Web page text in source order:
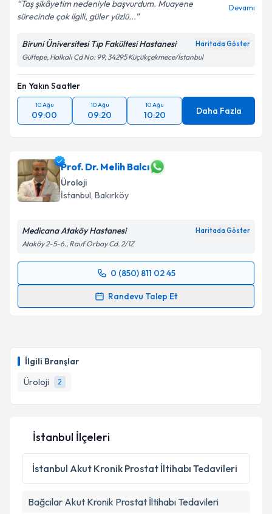
İlgili Branşlar
Üroloji
2
Taş şikâyetim nedeniyle başvurdum. Muayene
sürecinde çok ilgili, güler yüzlü...
Devamı
Biruni Üniversitesi Tıp Fakültesi Hastanesi Haritada Göster
Gültepe, Halkalı Cd No: 99, 34295 Küçükçekmece/İstanbul
En Yakın Saatler
10 Ağu
09:00
10 Ağu
09:20
10 Ağu
10:20 Daha Fazla
Prof. Dr. Melih Balcı
Üroloji
İstanbul, Bakırköy
Medicana Ataköy Hastanesi Haritada Göster
Ataköy 2-5-6., Rauf Orbay Cd. 2/1Z
0 (850) 811 02 45
Randevu Talep Et
Randevu Takvimi Talebi
E-posta Adresiniz
Kişisel verilerimin işlenmesine ilişkin
Metni'ni okudum ve kişisel verilerimin belirtilen
kapsamda işlenmesini kabul ediyorum.
İstanbul İlçeleri
İstanbul Akut Kronik Prostat İltihabı Tedavileri
Bağcılar Akut Kronik Prostat İltihabı Tedavileri